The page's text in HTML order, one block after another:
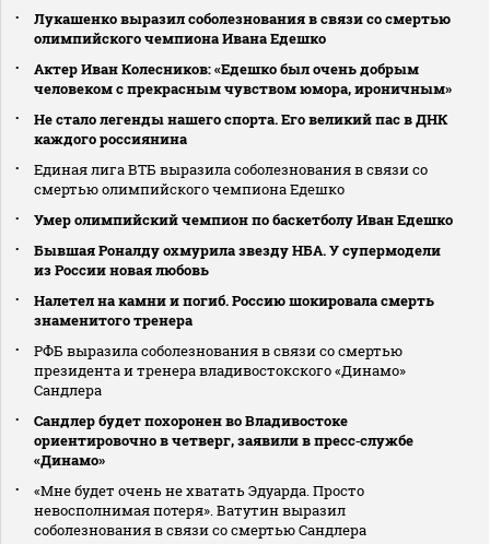
Лукашенко выразил соболезнования в связи со смертью
олимпийского чемпиона Ивана Едешко
Актер Иван Колесников: «Едешко был очень добрым
человеком с прекрасным чувством юмора, ироничным»
Не стало легенды нашего спорта. Его великий пас в ДНК
каждого россиянина
Единая лига ВТБ выразила соболезнования в связи со
смертью олимпийского чемпиона Едешко
Умер олимпийский чемпион по баскетболу Иван Едешко
Бывшая Роналду охмурила звезду НБА. У супермодели
из России новая любовь
Налетел на камни и погиб. Россию шокировала смерть
знаменитого тренера
РФБ выразила соболезнования в связи со смертью
президента и тренера владивостокского «Динамо»
Сандлера
Сандлер будет похоронен во Владивостоке
ориентировочно в четверг, заявили в пресс‑службе
«Динамо»
«Мне будет очень не хватать Эдуарда. Просто
невосполнимая потеря». Ватутин выразил
соболезнования в связи со смертью Сандлера